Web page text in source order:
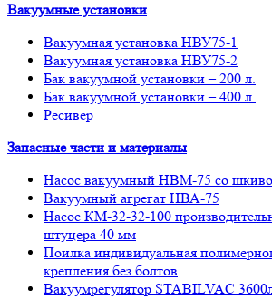
Вакуумные установки
Вакуумная установка НВУ75-1
Вакуумная установка НВУ75-2
Бак вакуумной установки – 200 л.
Бак вакуумной установки – 400 л.
Ресивер
Запасные части и материалы
Насос вакуумный НВМ-75 со
Вакуумный агрегат НВА-75
Насос КМ-32-32-100
штуцера 40 мм
Поилка индивидуальная
крепления без болтов
Вакуумрегулятор STABILVAC